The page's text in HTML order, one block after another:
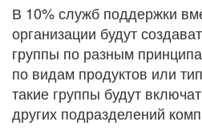
В 10% служб поддержки
организации будут
группы по разным
по видам продуктов или
такие группы будут
других подразделений